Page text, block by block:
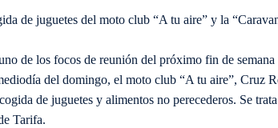
de juguetes del moto club “A tu aire” y la
de los focos de reunión del próximo fin de semana
del domingo, el moto club “A tu aire”, Cruz
de juguetes y alimentos no perecederos. Se
Tarifa.